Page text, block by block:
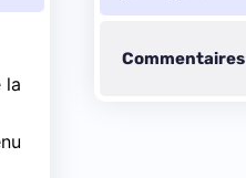
la
Commentaires